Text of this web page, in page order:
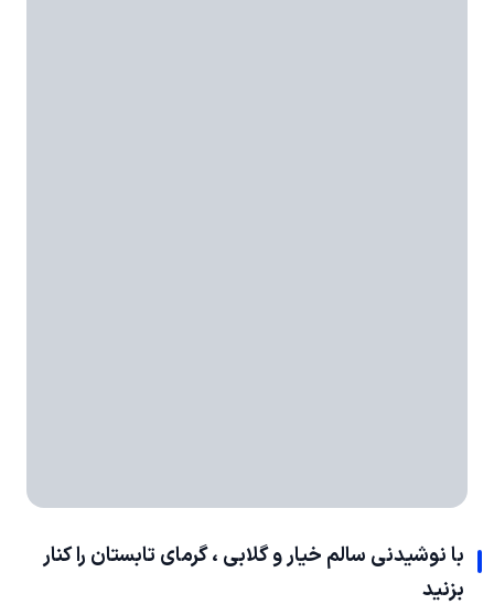
با نوشیدنی سالم خیار و گلابی ، گرمای تابستان را کنار
بزنید